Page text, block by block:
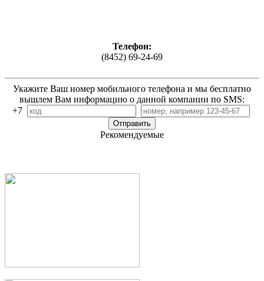
Телефон:
(8452) 69-24-69
Укажите Ваш номер мобильного телефона и мы бесплатно
вышлем Вам информацию о данной компании по SMS:
+7
Рекомендуемые